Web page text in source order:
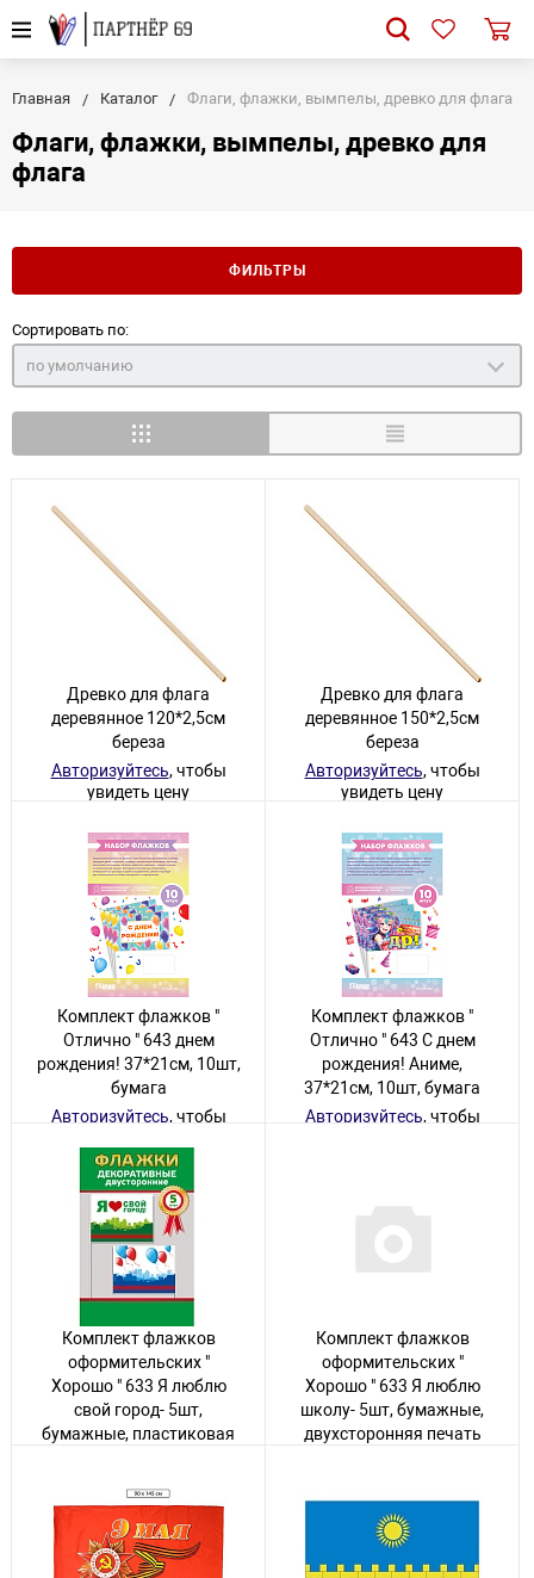
Главная Каталог Флаги, флажки, вымпелы, древко для флага
Флаги, флажки, вымпелы, древко для
флага
ФИЛЬТРЫ
Сортировать по:
по умолчанию
Древко для флага
деревянное 120*2,5см
береза
Авторизуйтесь, чтобы
увидеть цену
Древко для флага
деревянное 150*2,5см
береза
Авторизуйтесь, чтобы
увидеть цену
Комплект флажков "
Отлично " 643 днем
рождения! 37*21см, 10шт,
бумага
Авторизуйтесь, чтобы
3 товара
Комплект флажков "
Отлично " 643 С днем
рождения! Аниме,
37*21см, 10шт, бумага
Авторизуйтесь, чтобы
Комплект флажков
оформительских "
Хорошо " 633 Я люблю
свой город- 5шт,
бумажные, пластиковая
Авторизуйтесь, чтобы
увидеть цену
20 товаров
Комплект флажков
оформительских "
Хорошо " 633 Я люблю
школу- 5шт, бумажные,
двухсторонняя печать
30 товаров